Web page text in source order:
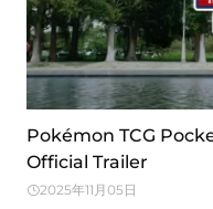
Pokémon TCG
Official Trailer
2025年11月05日